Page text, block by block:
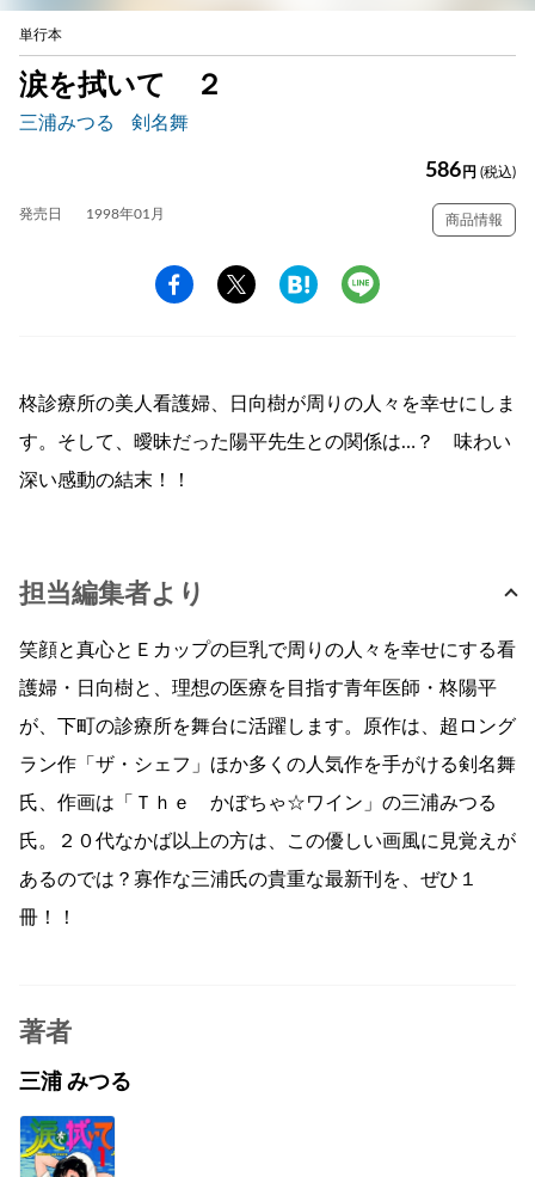
単行本
涙を拭いて ２
三浦みつる 剣名舞
586 円 (税込)
発売日 1998年01月 商品情報
柊診療所の美人看護婦、日向樹が周りの人々を幸せにしま
す。そして、曖昧だった陽平先生との関係は…？ 味わい
深い感動の結末！！
担当編集者より
笑顔と真心とＥカップの巨乳で周りの人々を幸せにする看
護婦・日向樹と、理想の医療を目指す青年医師・柊陽平
が、下町の診療所を舞台に活躍します。原作は、超ロング
ラン作「ザ・シェフ」ほか多くの人気作を手がける剣名舞
氏、作画は「Ｔｈｅ かぼちゃ☆ワイン」の三浦みつる
氏。２０代なかば以上の方は、この優しい画風に見覚えが
あるのでは？寡作な三浦氏の貴重な最新刊を、ぜひ１
冊！！
著者
三浦 みつる